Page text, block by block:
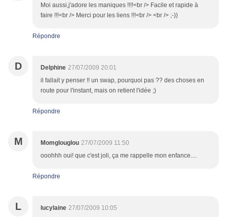
Moi aussi,j'adore les maniques !!!!<br /> Facile et rapide à
faire !!!<br /> Merci pour les liens !!!<br /> <br /> ;-))
Répondre
D Delphine 27/07/2009 20:01
il fallait y penser !! un swap, pourquoi pas ?? des choses en
route pour l'instant, mais on retient l'idée ;)
Répondre
M Momglouglou 27/07/2009 11:50
ooohhh oui! que c'est joli, ça me rappelle mon enfance....
Répondre
L lucylaine 27/07/2009 10:05